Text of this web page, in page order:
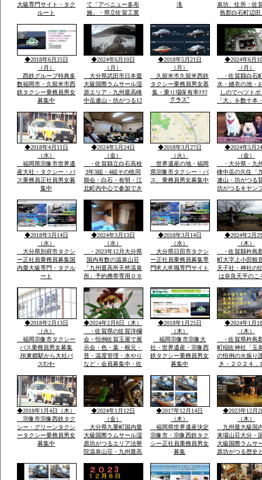
大級専門サイト・タク
ルート
て「アベニュー多布
施」・県立佐賀工業
布施橋バス停まで2
分・インターネツト無
料・「室内小型ペツト
飼育相談可 3000円
up」2・3階別階段
滝
泉坊、住所：佐
島郡白石町辺田
0954-65-2806 /
８０－２７１４
８４
◆2018年6月25日
（月）
西鉄グループ特典多
数福岡市・久留米市西
鉄タクシー乗務員男女
募集中
◆2024年6月10日
（月）
大分県武田市日本最
大級国際ラムサール湿
原エリア・九州最高峰
中岳連山・坊がつる12
院温泉山荘・山頂の
峰々は白い雪と樹氷に
なり春・夏とは別の山
と自然が表現され気持
ち良さです
◆2018年5月21日
（月）
久留米市久留米西鉄
タクシー乗務員男女慕
集・乗り場保有率ﾄﾂﾌ
クラスﾟ
◆2024年6月
（月）
・佐賀縣白石
水・縫衣の池・
しのでぺツト
「大」を数十本
う魔法の水だそ
す・白石平野の
玉ねぎ畑と近く
水堂さん・須古
稲佐神社妻山神
ります
◆2018年4月11日
（水）
福岡県宗像市世界遺
産大社・タクシー・バ
ス乗務員正社員男女募
集中
◆2024年5月24日
（金）
・佐賀縣立白石高校
3年3組・4組その他同
期会・白石・有明・江
北町内中心で参加でき
久しぶりで開催・全国
で有名優良な玉ねぎ・
蓮根・佐賀米の産地六
角川が流れ自然に恵ま
れた町で過ごした場所
◆2018年3月27日
（火）
世界遺産の地・福岡
県宗像市タクシー・バ
ス、乗務員男女募集中
◆2024年5月
（金）
・大分県・九
峰中岳の久住「
連山・坊がつる
坊がつるキヤン
法華院温泉山荘
ピンクの花で有
ヤマキリシマ・
歴史などで日本
数有名な法華院
荘
◆2018年3月14日
（水）
大分県別府市タクシ
ー正社員乗務員募集国
内最大級専門・タクル
ート
◆2024年3月13日
（水）
・2023年12月大分県
国内有数の温泉山荘
「九州最高所天然温泉
所」予約携帯専用０９
０のみ・雪が白い別の
山々・坊がつるの景
色・ー4度・空気がお
いしい星がきれい１３
００ｍ級天然温泉最高
◆2018年3月14日
（水）
大分県日田市タクシ
ー正社員乗務員募集専
門求人求職専門サイト
◆2024年2月
（木）
・佐賀縣杵島
町大字上小田観
天子社・神社の
は奈良天平のこ
穣天子社は天皇
天子表現大木数
楠木が多数・以
間を通じて屋台
り・流鏑馬神事
◆2018年2月13日
（火）
福岡宗像市タクシー
バス乗務員男女募集
JR東郷駅から大社バ
スｾﾝﾀｰ
◆2024年2月8日（木）
・佐賀県の佐賀洋欄
会・恒例佐賀玉屋で展
示会・色・葉・根元・
苔・温度管理・水やり
など・会員募集中・佐
９０７７－５５３５・
大島まで
◆2018年1月25日
（木）
福岡宗像市宗像大
社・世界遺産・宗像西
鉄タクシー乗務員男女
募集中
◆2024年1月
（木）
・佐賀県杵島
町稲佐神社「玉
の恒例の火振り
き・２０２４．
伝統祭り実行・
駐車あり家内安
他祈願火渡り参
ます近くに水汲
名な縫いの池水
◆2018年1月4日（木）
宗像市宗像西鉄タク
シー・グリーンタクシ
ータクシー乗務員男女
募集中
◆2024年1月12日
（金）
大分県九重町国内最
大級国際ラムサール湿
原坊がつるエリア法華
院温泉山荘・九州最高
雪・雪・雪で12月23日
恒例「感謝祭」全国か
◆2017年12月14日
（木）
福岡県世界遺産決定
宗像市・宗像西鉄タク
シー正社員乗務員男女
募集
◆2023年12月
（木）
九州最大級国
来場山荘大分・
大級国際ラムサ
原坊がつる歴史
然温泉の法華院
荘の歌「法華院